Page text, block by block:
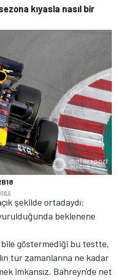
kıyasla nasıl bir
şekilde ortadaydı:
beklenene
göstermediği bu testte,
tur zamanlarına ne kadar
imkansız. Bahreyn'de net